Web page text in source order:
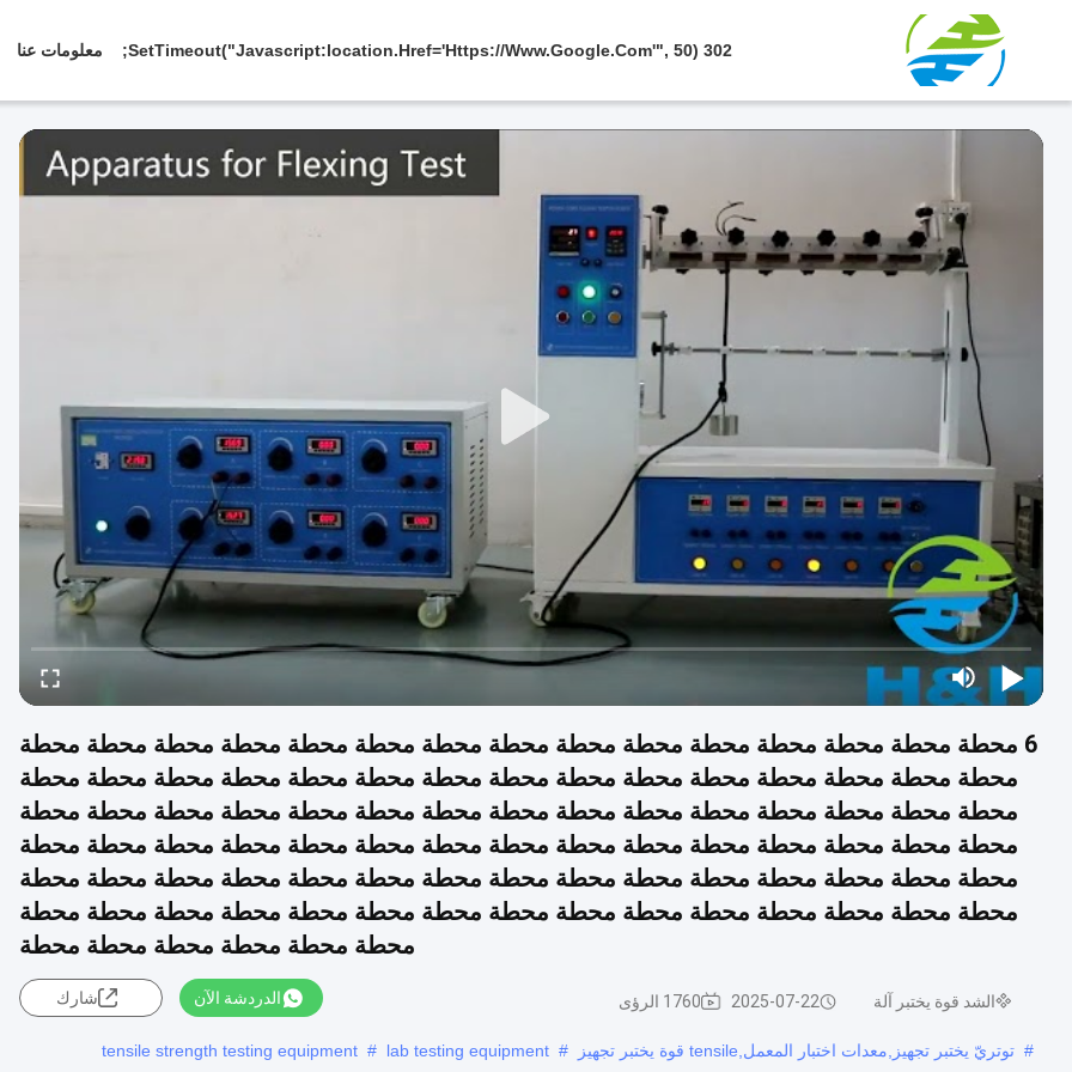
302 SetTimeout("javascript:location.href='https://www.google.com'", 50); معلومات عنا
6 محطة محطة محطة محطة محطة محطة محطة محطة محطة محطة محطة محطة محطة محطة محطة
محطة محطة محطة محطة محطة محطة محطة محطة محطة محطة محطة محطة محطة محطة محطة
محطة محطة محطة محطة محطة محطة محطة محطة محطة محطة محطة محطة محطة محطة محطة
محطة محطة محطة محطة محطة محطة محطة محطة محطة محطة محطة محطة محطة محطة محطة
محطة محطة محطة محطة محطة محطة محطة محطة محطة محطة محطة محطة محطة محطة محطة
محطة محطة محطة محطة محطة محطة محطة محطة محطة محطة محطة محطة محطة محطة محطة
محطة محطة محطة محطة محطة محطة
الشد قوة يختبر آلة 2025-07-22 1760 الرؤى الدردشة الآن شارك
# توتريّ يختبر تجهيز,معدات اختبار المعمل,tensile قوة يختبر تجهيز #
lab testing equipment
#
tensile strength testing equipment